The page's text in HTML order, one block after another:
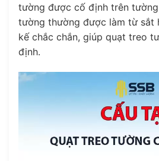
tường được cố định trên
tường thường được làm từ sắt
kế chắc chắn, giúp quạt treo
định.